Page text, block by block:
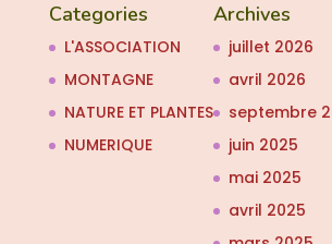
Categories
L'ASSOCIATION
MONTAGNE
NATURE ET PLANTES
NUMERIQUE
Archives
juillet 2026
avril 2026
septembre
juin 2025
mai 2025
avril 2025